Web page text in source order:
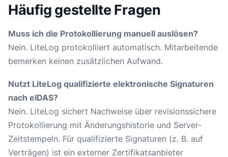
Häufig gestellte Fragen
Muss ich die Protokollierung manuell auslösen?
Nein. LiteLog protokolliert automatisch. Mitarbeitende
bemerken keinen zusätzlichen Aufwand.
Nutzt LiteLog qualifizierte elektronische Signaturen
nach eIDAS?
Nein. LiteLog sichert Nachweise über revisionssichere
Protokollierung mit Änderungshistorie und Server-
Zeitstempeln. Für qualifizierte Signaturen (z. B. auf
Verträgen) ist ein externer Zertifikatsanbieter